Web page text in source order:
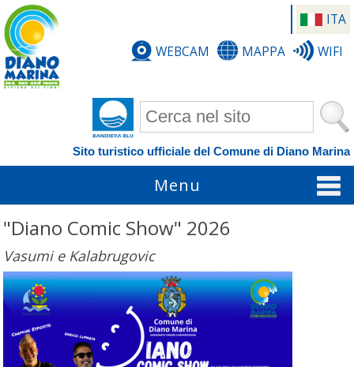
ITA
WEBCAM
MAPPA WIFI
Form di ricerca
Sito turistico ufficiale del Comune di Diano Marina
Menu
"Diano Comic Show" 2026
Vasumi e Kalabrugovic